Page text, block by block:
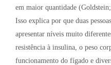
em maior quantidade
Isso explica por que duas
apresentar níveis muito
resistência à insulina, o peso
funcionamento do fígado e